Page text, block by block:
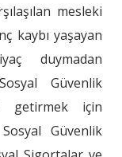
mesleki
kaybı yaşayan
duymadan
Güvenlik
için
Güvenlik